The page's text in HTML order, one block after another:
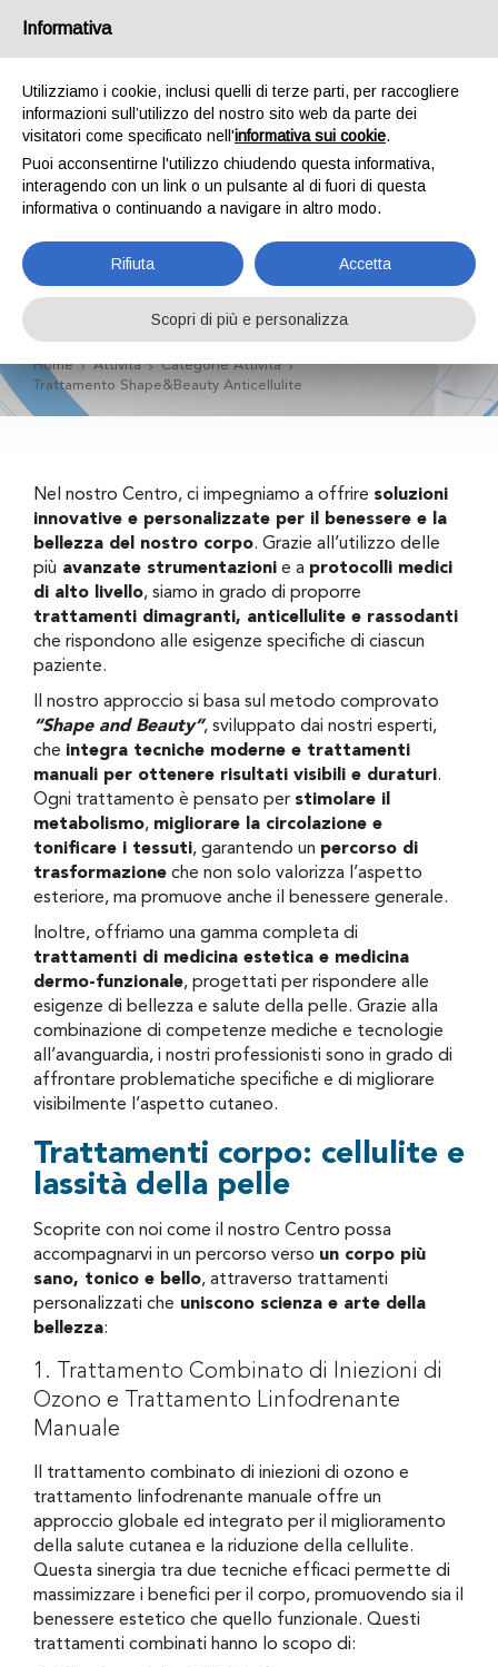
Trattamento
Shape&Beauty
Anticellulite
Home Attività
Categorie Attività
Trattamento Shape&Beauty Anticellulite
Nel nostro Centro, ci impegniamo a offrire soluzioni
innovative e personalizzate per il benessere e la
bellezza del nostro corpo. Grazie all’utilizzo delle
più avanzate strumentazioni e a protocolli medici
di alto livello, siamo in grado di proporre
trattamenti dimagranti, anticellulite e rassodanti
che rispondono alle esigenze specifiche di ciascun
paziente.
Il nostro approccio si basa sul metodo comprovato
“Shape and Beauty”, sviluppato dai nostri esperti,
che integra tecniche moderne e trattamenti
manuali per ottenere risultati visibili e duraturi.
Ogni trattamento è pensato per stimolare il
metabolismo, migliorare la circolazione e
tonificare i tessuti, garantendo un percorso di
trasformazione che non solo valorizza l’aspetto
esteriore, ma promuove anche il benessere generale.
Inoltre, offriamo una gamma completa di
trattamenti di medicina estetica e medicina
dermo-funzionale, progettati per rispondere alle
esigenze di bellezza e salute della pelle. Grazie alla
combinazione di competenze mediche e tecnologie
all’avanguardia, i nostri professionisti sono in grado di
affrontare problematiche specifiche e di migliorare
visibilmente l’aspetto cutaneo.
Trattamenti corpo: cellulite e
lassità della pelle
Scoprite con noi come il nostro Centro possa
accompagnarvi in un percorso verso un corpo più
sano, tonico e bello, attraverso trattamenti
personalizzati che uniscono scienza e arte della
bellezza:
1. Trattamento Combinato di Iniezioni di
Ozono e Trattamento Linfodrenante
Manuale
Il trattamento combinato di iniezioni di ozono e
trattamento linfodrenante manuale offre un
approccio globale ed integrato per il miglioramento
della salute cutanea e la riduzione della cellulite.
Questa sinergia tra due tecniche efficaci permette di
massimizzare i benefici per il corpo, promuovendo sia il
benessere estetico che quello funzionale. Questi
trattamenti combinati hanno lo scopo di:
Informativa
Utilizziamo i cookie, inclusi quelli di terze parti, per raccogliere
informazioni sull’utilizzo del nostro sito web da parte dei
visitatori come specificato nell'informativa sui cookie.
Puoi acconsentirne l'utilizzo chiudendo questa informativa,
interagendo con un link o un pulsante al di fuori di questa
informativa o continuando a navigare in altro modo.
Rifiuta Accetta
Scopri di più e personalizza